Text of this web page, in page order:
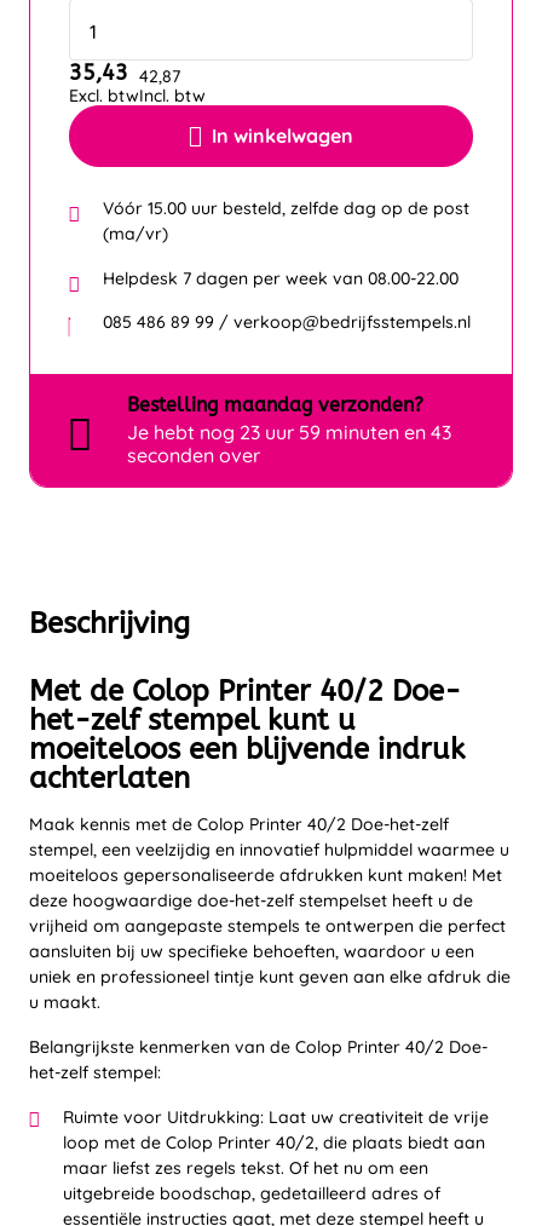
Beschrijving
Met de Colop Printer 40/2 Doe-
het-zelf stempel kunt u
moeiteloos een blijvende indruk
achterlaten
Maak kennis met de Colop Printer 40/2 Doe-het-zelf
stempel, een veelzijdig en innovatief hulpmiddel waarmee u
moeiteloos gepersonaliseerde afdrukken kunt maken! Met
deze hoogwaardige doe-het-zelf stempelset heeft u de
vrijheid om aangepaste stempels te ontwerpen die perfect
aansluiten bij uw specifieke behoeften, waardoor u een
uniek en professioneel tintje kunt geven aan elke afdruk die
u maakt.
Belangrijkste kenmerken van de Colop Printer 40/2 Doe-
het-zelf stempel:
Ruimte voor Uitdrukking: Laat uw creativiteit de vrije
loop met de Colop Printer 40/2, die plaats biedt aan
maar liefst zes regels tekst. Of het nu om een
uitgebreide boodschap, gedetailleerd adres of
essentiële instructies gaat, met deze stempel heeft u
In winkelwagen
35,43
Excl. btw
42,87
Incl. btw
Vóór 15.00 uur besteld, zelfde dag op de post
(ma/vr)
Helpdesk 7 dagen per week van 08.00-22.00
085 486 89 99 / verkoop@bedrijfsstempels.nl
Bestelling maandag verzonden?
Je hebt nog 23 uur 59 minuten en 43
seconden over